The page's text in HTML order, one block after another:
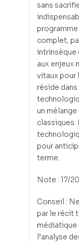
sans
complet,
intrinsèque
aux enjeux
vitaux pour
réside
un
classiques.
pour
terme.
Note : 17/20
Conseil :
par le récit
médiatique
l’analyse